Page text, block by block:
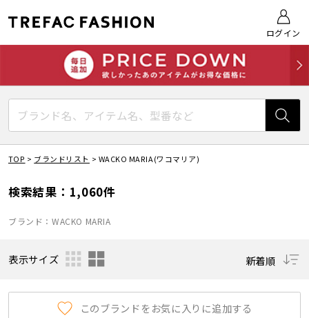
ログイン
TOP > ブランドリスト > WACKO MARIA(ワコマリア)
検索結果：1,060件
ブランド：WACKO MARIA
表示サイズ 新着順
このブランドをお気に入りに追加する